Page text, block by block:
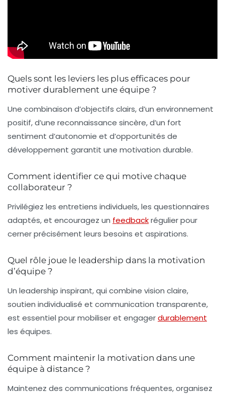
Quels sont les leviers les plus efficaces pour
motiver durablement une équipe ?
Une combinaison d’objectifs clairs, d’un environnement
positif, d’une reconnaissance sincère, d’un fort
sentiment d’autonomie et d’opportunités de
développement garantit une motivation durable.
Comment identifier ce qui motive chaque
collaborateur ?
Privilégiez les entretiens individuels, les questionnaires
adaptés, et encouragez un feedbackrégulier pour
cerner précisément leurs besoins et aspirations.
Quel rôle joue le leadership dans la motivation
d’équipe ?
Un leadership inspirant, qui combine vision claire,
soutien individualisé et communication transparente,
est essentiel pour mobiliser et engagerdurablement
les équipes.
Comment maintenir la motivation dans une
équipe à distance ?
Maintenez des communications fréquentes, organisez